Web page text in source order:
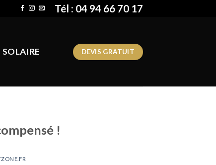
Tél : 04 94 66 70 17
SOLAIRE DEVIS GRATUIT
!